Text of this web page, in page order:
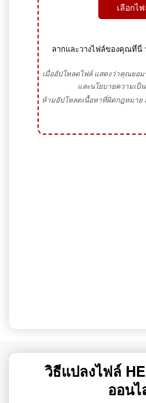
เลือกไ
ลากและวางไฟล์ของคุณที่นี่
เมื่ออัปโหลดไฟล์ แสดงว่าคุณยอ
และนโยบายความเป็
ห้ามอัปโหลดเนื้อหาที่ผิดกฎหมาย
วิธีแปลงไฟล์
ออน